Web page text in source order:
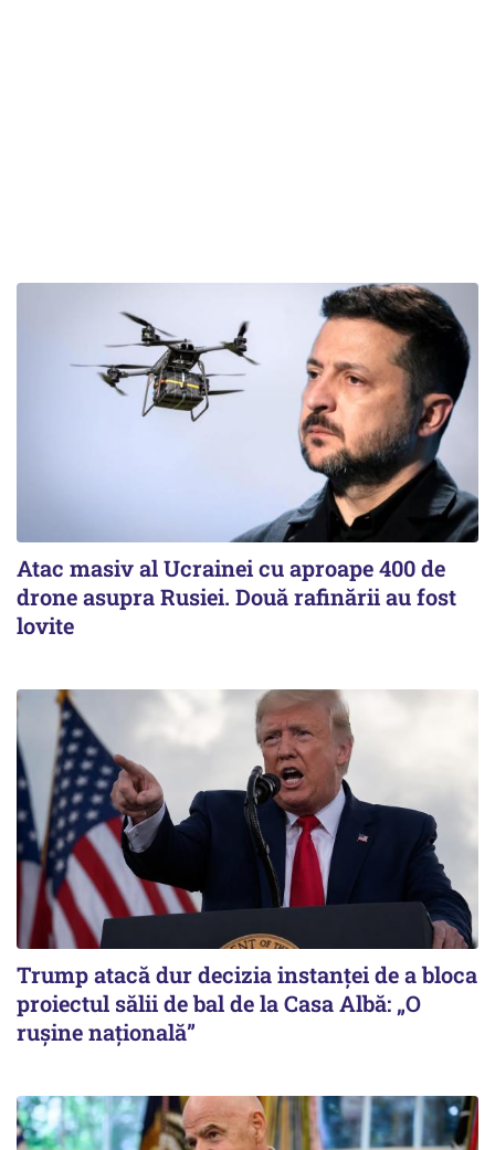
Atac masiv al Ucrainei cu aproape 400 de
drone asupra Rusiei. Două rafinării au fost
lovite
Trump atacă dur decizia instanţei de a bloca
proiectul sălii de bal de la Casa Albă: „O
ruşine naţională”